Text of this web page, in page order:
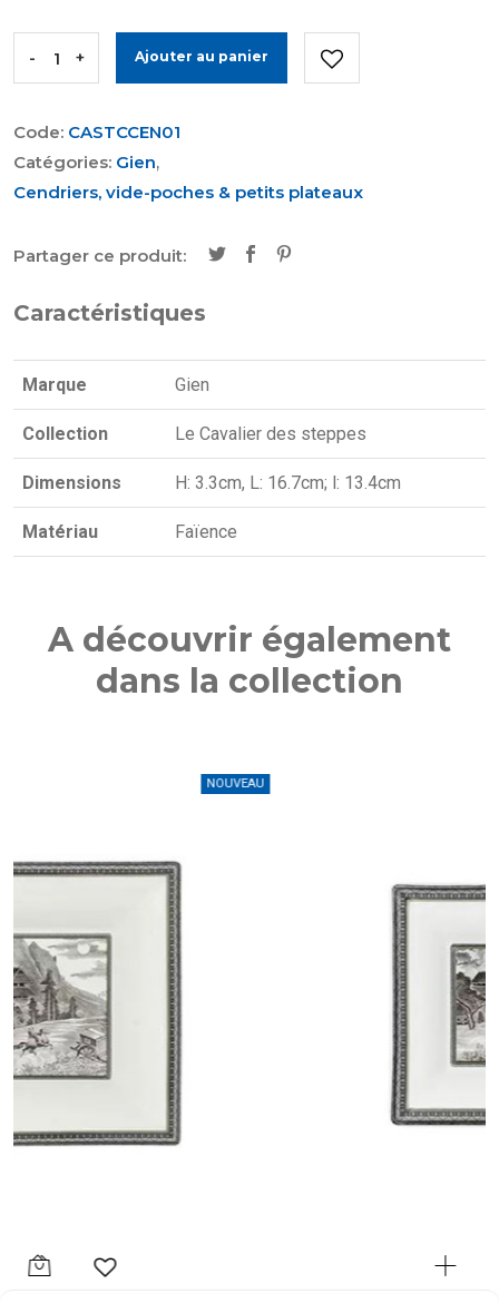
- + Ajouter au panier
Code: CASTCCEN01
Catégories: Gien,
Cendriers, vide-poches & petits plateaux
Partager ce produit:
Caractéristiques
Marque Gien
Collection Le Cavalier des steppes
Dimensions H: 3.3cm, L: 16.7cm; l: 13.4cm
Matériau Faïence
A découvrir également
dans la collection